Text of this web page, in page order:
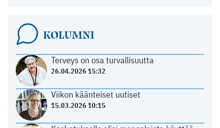
KOLUMNI
Terveys on osa turvallisuutta
26.04.2026 15:32
Viikon käänteiset uutiset
15.03.2026 10:15